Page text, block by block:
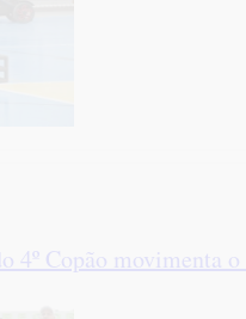
4º Copão movimenta